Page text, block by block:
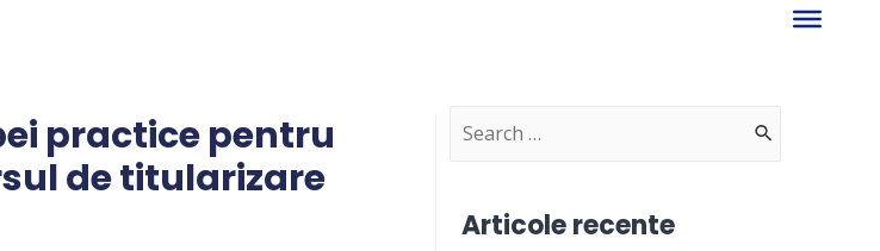
practice pentru
de titularizare
S
Articole recente